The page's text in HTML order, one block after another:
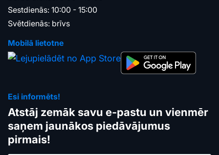
Sestdienās: 10:00 - 15:00
Svētdienās: brīvs
Mobilā lietotne
Esi informēts!
Atstāj zemāk savu e-pastu un vienmēr
saņem jaunākos piedāvājumus
pirmais!